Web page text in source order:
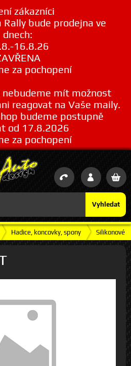
zákazníci
Rally bude prodejna ve
dnech:
16.8.26
za pochopení
mít možnost
reagovat na Vaše maily.
budeme postupně
od 17.8.2026
za pochopení
Vyhledat
Hadice, koncovky, spony Silikonové